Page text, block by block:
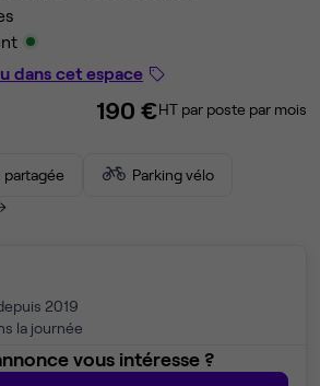
dans cet espace
190 €HT par poste par mois
partagée
Parking vélo
2019
la journée
vous intéresse ?